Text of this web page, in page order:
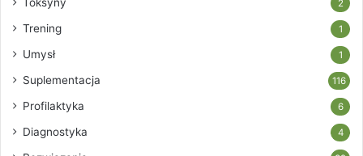
2
Trening 1
Umysł 1
Suplementacja 116
Profilaktyka 6
Diagnostyka 4